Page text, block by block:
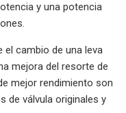
y una potencia
el cambio de una leva
mejora del resorte de
mejor rendimiento son
de válvula originales y